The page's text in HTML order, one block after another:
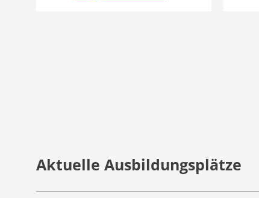
Aktuelle Ausbildungsplätze